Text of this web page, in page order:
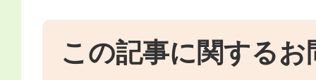
この記事に関するお